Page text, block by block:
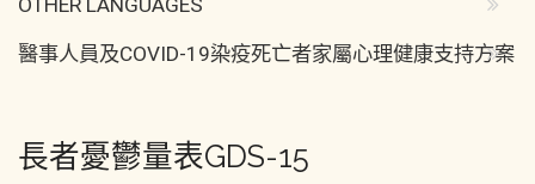
OTHER LANGUAGES
醫事人員及COVID-19染疫死亡者家屬心理健康支持方案
長者憂鬱量表GDS-15